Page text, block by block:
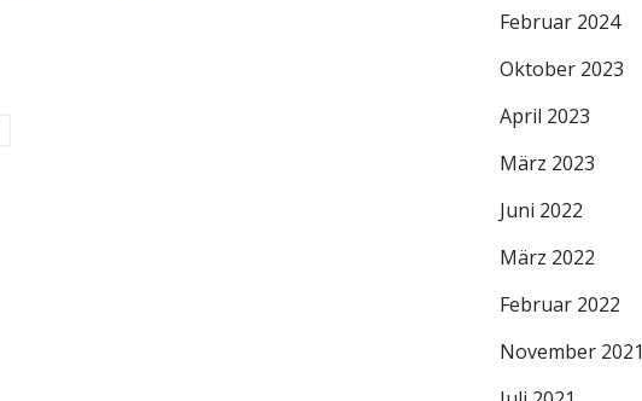
Februar 2024
Oktober 2023
April 2023
März 2023
Juni 2022
März 2022
Februar 2022
November 2021